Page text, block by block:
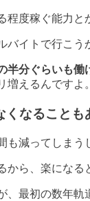
程度稼ぐ能力と
バイトで行こう
半分ぐらいも働
増える んですよ。
くなることも
も減ってしま
から、楽になる
、最初の数年